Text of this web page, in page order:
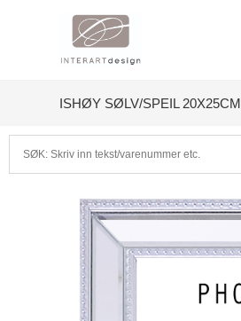
ISHØY SØLV/SPEIL 20X25CM